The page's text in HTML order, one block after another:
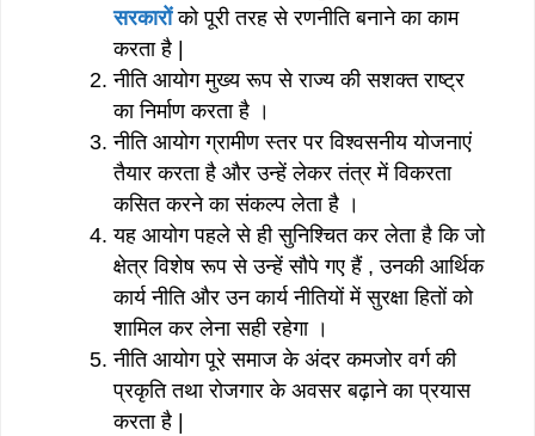
सरकारों को पूरी तरह से रणनीति बनाने का काम
करता है |
नीति आयोग मुख्य रूप से राज्य की सशक्त राष्ट्र
का निर्माण करता है ।
नीति आयोग ग्रामीण स्तर पर विश्वसनीय योजनाएं
तैयार करता है और उन्हें लेकर तंत्र में विकरता
कसित करने का संकल्प लेता है ।
यह आयोग पहले से ही सुनिश्चित कर लेता है कि जो
क्षेत्र विशेष रूप से उन्हें सौपे गए हैं , उनकी आर्थिक
कार्य नीति और उन कार्य नीतियों में सुरक्षा हितों को
शामिल कर लेना सही रहेगा ।
नीति आयोग पूरे समाज के अंदर कमजोर वर्ग की
प्रकृति तथा रोजगार के अवसर बढ़ाने का प्रयास
करता है |